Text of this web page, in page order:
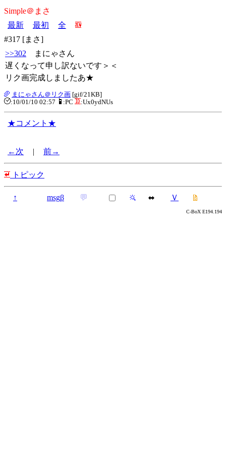
Simple＠まさ
最新
最初
全
#317 [まさ]
>>302 まにゃさん
遅くなって申し訳ないです＞＜
リク画完成しましたあ★
まにゃさん＠リク画 [gif/21KB]
:10/01/10 02:57
:PC :Ux0ydNUs
★コメント★
←次 | 前→
トピック
↑ msgβ 💬 Ｖ
C-BoX E194.194